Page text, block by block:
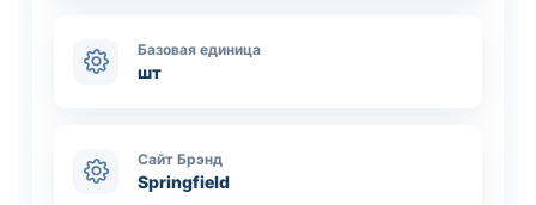
Базовая единица
шт
Сайт Брэнд
Springfield